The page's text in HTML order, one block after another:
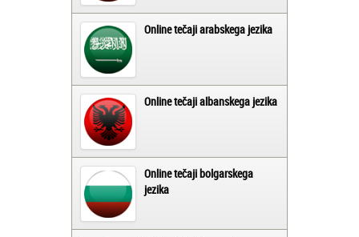
Online tečaji arabskega jezika
Online tečaji albanskega jezika
Online tečaji bolgarskega
jezika